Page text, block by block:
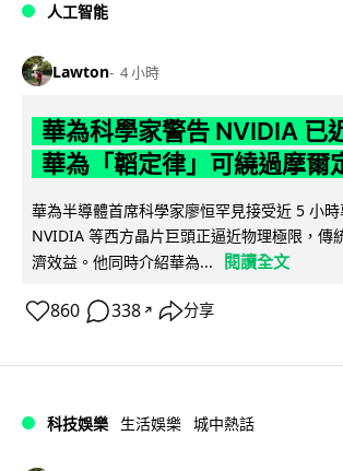
人工智能
Lawton 4 小時
華為科學家警告 NVIDIA 已
華為「韜定律」可繞過摩爾
華為半導體首席科學家廖恒罕見接受近 5 小
NVIDIA 等西方晶片巨頭正逼近物理極限，傳
濟效益。他同時介紹華為...
閱讀全文
860 338 ↗ 分享
科技娛樂 生活娛樂 城中熱話